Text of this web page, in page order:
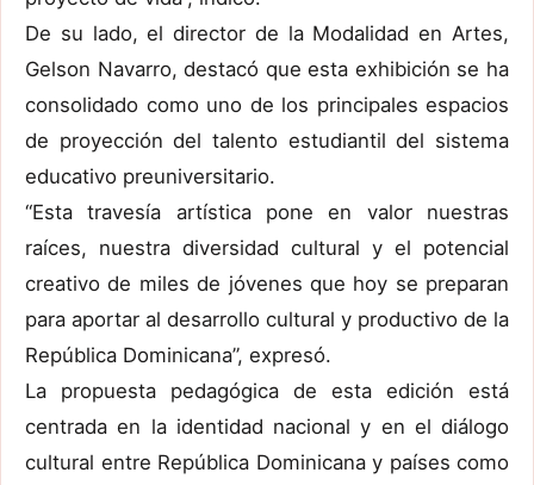
De su lado, el director de la Modalidad en Artes,
Gelson Navarro, destacó que esta exhibición se ha
consolidado como uno de los principales espacios
de proyección del talento estudiantil del sistema
educativo preuniversitario.
“Esta travesía artística pone en valor nuestras
raíces, nuestra diversidad cultural y el potencial
creativo de miles de jóvenes que hoy se preparan
para aportar al desarrollo cultural y productivo de la
República Dominicana”, expresó.
La propuesta pedagógica de esta edición está
centrada en la identidad nacional y en el diálogo
cultural entre República Dominicana y países como